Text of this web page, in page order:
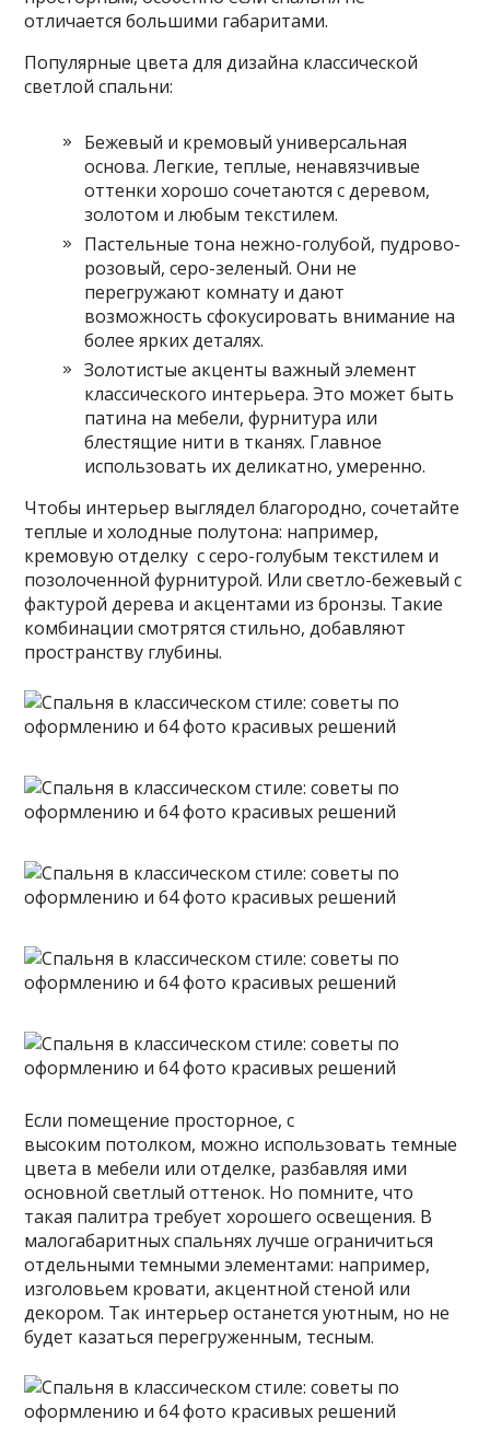
отличается большими габаритами.
Популярные цвета для дизайна классической
светлой спальни:
Бежевый и кремовый универсальная
основа. Легкие, теплые, ненавязчивые
оттенки хорошо сочетаются с деревом,
золотом и любым текстилем.
Пастельные тона нежно-голубой, пудрово-
розовый, серо-зеленый. Они не
перегружают комнату и дают
возможность сфокусировать внимание на
более ярких деталях.
Золотистые акценты важный элемент
классического интерьера. Это может быть
патина на мебели, фурнитура или
блестящие нити в тканях. Главное
использовать их деликатно, умеренно.
Чтобы интерьер выглядел благородно, сочетайте
теплые и холодные полутона: например,
кремовую отделку с серо-голубым текстилем и
позолоченной фурнитурой. Или светло-бежевый с
фактурой дерева и акцентами из бронзы. Такие
комбинации смотрятся стильно, добавляют
пространству глубины.
Если помещение просторное, с
высоким потолком, можно использовать темные
цвета в мебели или отделке, разбавляя ими
основной светлый оттенок. Но помните, что
такая палитра требует хорошего освещения. В
малогабаритных спальнях лучше ограничиться
отдельными темными элементами: например,
изголовьем кровати, акцентной стеной или
декором. Так интерьер останется уютным, но не
будет казаться перегруженным, тесным.